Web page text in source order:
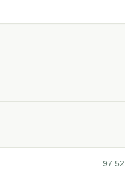
97.52